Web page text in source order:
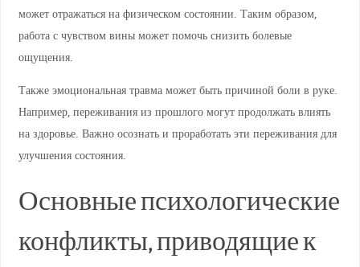
может отражаться на физическом состоянии. Таким образом,
работа с чувством вины может помочь снизить болевые
ощущения.
Также эмоциональная травма может быть причиной боли в руке.
Например, переживания из прошлого могут продолжать влиять
на здоровье. Важно осознать и проработать эти переживания для
улучшения состояния.
Основные психологические
конфликты, приводящие к